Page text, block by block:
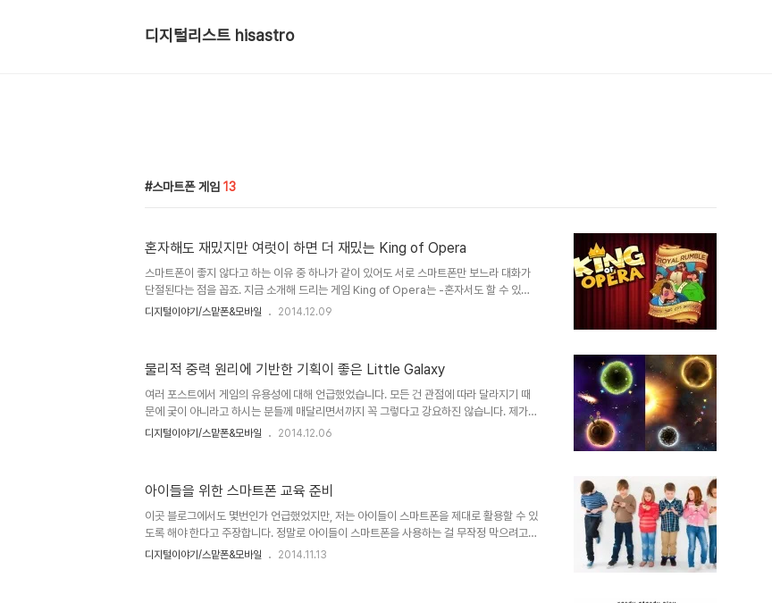
디지털리스트 hisastro
스마트폰 게임 13
혼자해도 재밌지만 여럿이 하면 더 재밌는 King of Opera
스마트폰이 좋지 않다고 하는 이유 중 하나가 같이 있어도 서로 스마트폰만 보느라 대화가
단절된다는 점을 꼽죠. 지금 소개해 드리는 게임 King of Opera는 -혼자서도 할 수 있지
만- 여럿이(최대 4명까지) 함께 즐길 수 있는 게임이라서 스마트폰은 단절이 문제라는 시
이 전부(또는 스폿라이트를 차지하는 것이)죠. 단, 내 위치에 보이는 화살표를 누르면 앞으
로 이동하고 떼면 멈추는데, 멈춘 상태에서 캐릭터는 회전을 합니다. 따라서 회전하는 방향
을..
디지털이야기/스맡폰&모바일 2014.12.09
물리적 중력 원리에 기반한 기획이 좋은 Little Galaxy
여러 포스트에서 게임의 유용성에 대해 언급했었습니다. 모든 건 관점에 따라 달라지기 때
문에 궂이 아니라고 하시는 분들께 매달리면서까지 꼭 그렇다고 강요하진 않습니다. 제가
게임이 여러 모로 좋다고 보는 것 중 아이들의 교육적 측면은 사실 어떻게 접근하느냐의 문
니... 포스팅해야겠다는 생각에 글을 작성합니다. Little Galaxy... 얼마 전 영화 인터스텔라
의 이야기 중심 배경에 중력에 대한 내용이 있었지요. 인터스텔라에서 처럼 게임 Lit..
디지털이야기/스맡폰&모바일 2014.12.06
아이들을 위한 스마트폰 교육 준비
이곳 블로그에서도 몇번인가 언급했었지만, 저는 아이들이 스마트폰을 제대로 활용할 수 있
도록 해야 한다고 주장합니다. 정말로 아이들이 스마트폰을 사용하는 걸 무작정 막으려고만
하는 건 좀 심하게 말해 너무도 무식한 처신입니다. 그건 아이들이 활용할 무한한 가능성이
디지털이야기/스맡폰&모바일 2014.11.13